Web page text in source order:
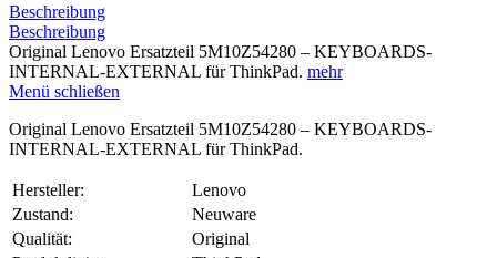
Beschreibung
Beschreibung
Original Lenovo Ersatzteil 5M10Z54280 – KEYBOARDS-
INTERNAL-EXTERNAL für ThinkPad. mehr
Menü schließen
Original Lenovo Ersatzteil 5M10Z54280 – KEYBOARDS-
INTERNAL-EXTERNAL für ThinkPad.
Hersteller:
Lenovo
Zustand:
Neuware
Qualität:
Original